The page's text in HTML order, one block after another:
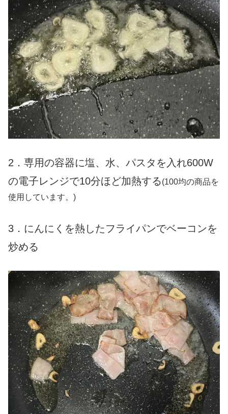
2．専用の容器に塩、水、パスタを入れ600W
の電子レンジで10分ほど加熱する(100均の商品を
使用しています。)
3．にんにくを熱したフライパンでベーコンを
炒める